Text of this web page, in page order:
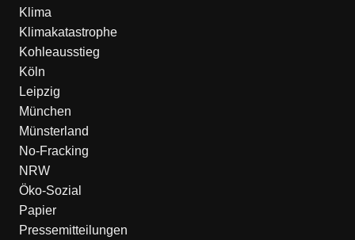
Klima
Klimakatastrophe
Kohleausstieg
Köln
Leipzig
München
Münsterland
No-Fracking
NRW
Öko-Sozial
Papier
Pressemitteilungen